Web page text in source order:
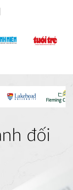
đối